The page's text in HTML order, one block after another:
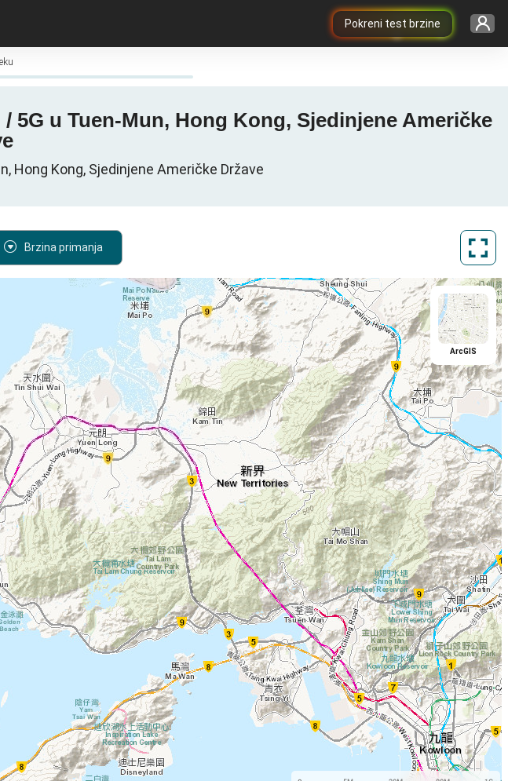
Pokreni test brzine
5G u Tuen-Mun, Hong Kong, Sjedinjene Američke
Hong Kong, Sjedinjene Američke Države
Brzina primanja
ArcGIS